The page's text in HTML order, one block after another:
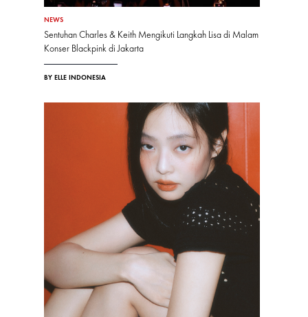
NEWS
Sentuhan Charles & Keith Mengikuti Langkah Lisa di Malam
Konser Blackpink di Jakarta
BY ELLE INDONESIA